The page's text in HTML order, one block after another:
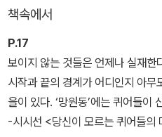
그 정체성에만 갇히지 않고 마을과
삶을 통합해서 살아간다.
책속에서
P.17
보이지 않는 것들은 언제나 실재한
시작과 끝의 경계가 어디인지 아
을이 있다. ‘망원동’에는 퀴어들이
-시시선 <당신이 모르는 퀴어들의